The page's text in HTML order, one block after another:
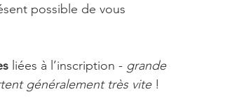
possible de vous
liées à l’inscription - grande
généralement très vite !